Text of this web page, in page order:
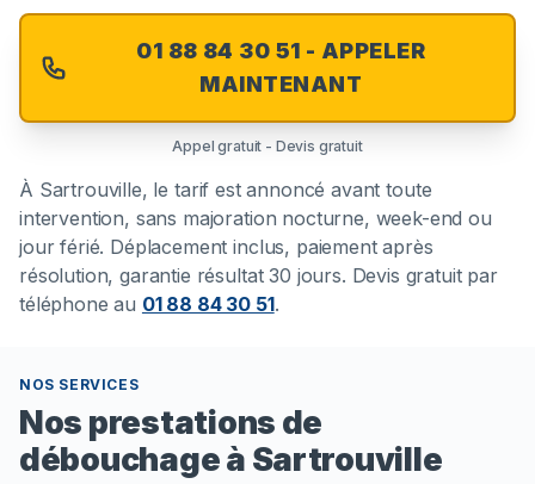
01 88 84 30 51 - APPELER
MAINTENANT
Appel gratuit - Devis gratuit
À Sartrouville, le tarif est annoncé avant toute
intervention, sans majoration nocturne, week-end ou
jour férié. Déplacement inclus, paiement après
résolution, garantie résultat 30 jours. Devis gratuit par
téléphone au 01 88 84 30 51.
NOS SERVICES
Nos prestations de
débouchage à Sartrouville